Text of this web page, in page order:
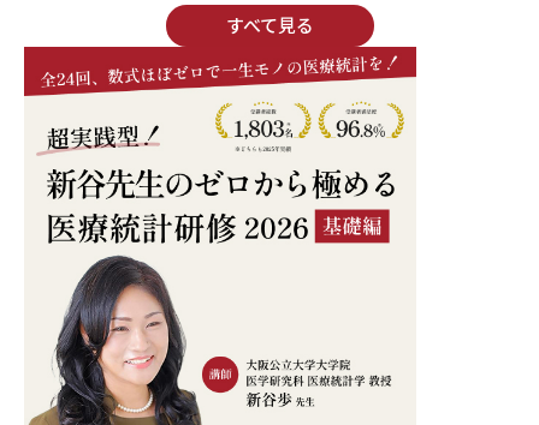
すべて見る